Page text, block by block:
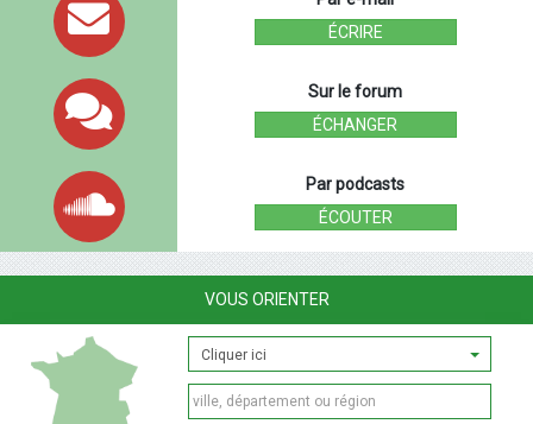
ÉCRIRE
Sur le forum
ÉCHANGER
Par podcasts
ÉCOUTER
VOUS ORIENTER